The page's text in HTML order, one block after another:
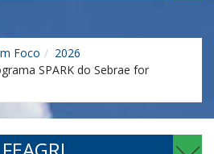
Foco
2026
SPARK do Sebrae for